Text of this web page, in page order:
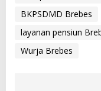
BKPSDMD Brebes
layanan pensiun
Wurja Brebes